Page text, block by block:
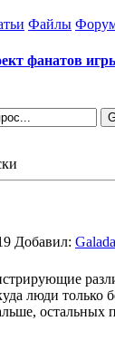
Файлы
фанатов
Добавил:
люди только
остальных